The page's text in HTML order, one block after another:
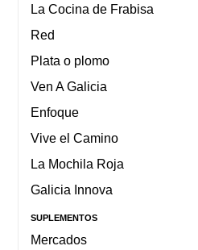
La Cocina de Frabisa
Red
Plata o plomo
Ven A Galicia
Enfoque
Vive el Camino
La Mochila Roja
Galicia Innova
SUPLEMENTOS
Mercados